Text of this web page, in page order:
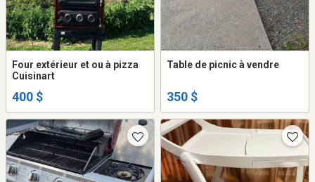
Four extérieur et ou à pizza
Cuisinart
400 $
Table de picnic à vendre
350 $